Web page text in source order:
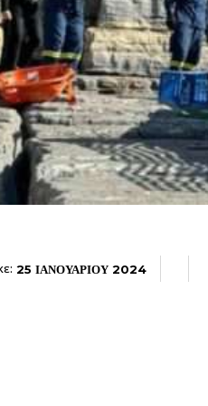
25 ΙΑΝΟΥΑΡΙΟΥ 2024